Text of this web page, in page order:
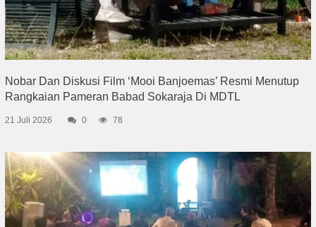
Nobar Dan Diskusi Film ‘Mooi Banjoemas’ Resmi Menutup
Rangkaian Pameran Babad Sokaraja Di MDTL
21 Juli 2026 0 78